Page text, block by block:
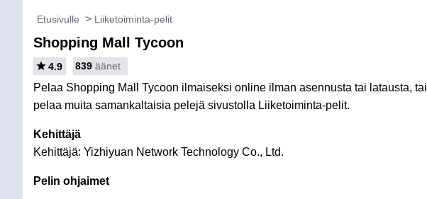
Etusivulle Liiketoiminta-pelit
Shopping Mall Tycoon
4.9 839 äänet
Pelaa Shopping Mall Tycoon ilmaiseksi online ilman asennusta tai latausta, tai
pelaa muita samankaltaisia pelejä sivustolla Liiketoiminta-pelit.
Kehittäjä
Kehittäjä: Yizhiyuan Network Technology Co., Ltd.
Pelin ohjaimet